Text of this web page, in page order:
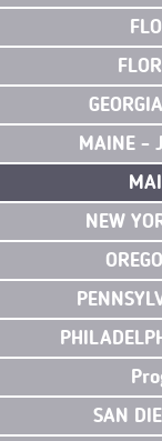
MAINE -
NEW
SAN